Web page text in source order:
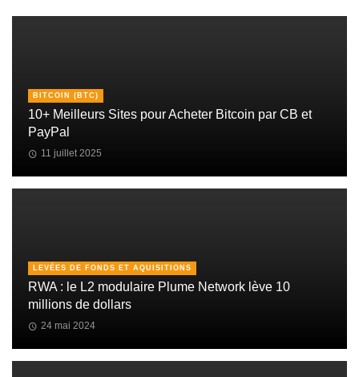
BITCOIN (BTC)
10+ Meilleurs Sites pour Acheter Bitcoin par CB et
PayPal
11 juillet 2025
LEVÉES DE FONDS ET AQUISITIONS
RWA : le L2 modulaire Plume Network lève 10
millions de dollars
24 mai 2024